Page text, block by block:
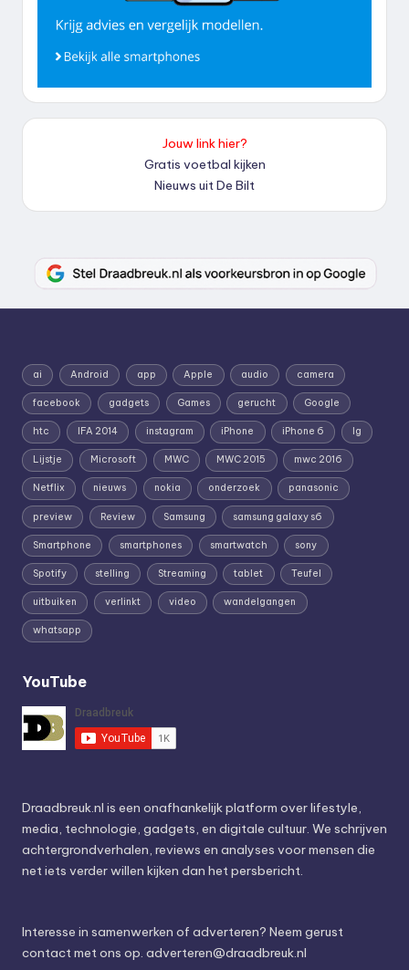
Jouw link hier?
Gratis voetbal kijken
Nieuws uit De Bilt
ai Android app Apple audio camera
facebook gadgets Games gerucht Google
htc IFA 2014 instagram iPhone iPhone 6 lg
Lijstje Microsoft MWC MWC 2015 mwc 2016
Netflix nieuws nokia onderzoek panasonic
preview Review Samsung samsung galaxy s6
Smartphone smartphones smartwatch sony
Spotify stelling Streaming tablet Teufel
uitbuiken verlinkt video wandelgangen
whatsapp
YouTube
Draadbreuk.nl is een onafhankelijk platform over lifestyle,
media, technologie, gadgets, en digitale cultuur. We schrijven
achtergrondverhalen, reviews en analyses voor mensen die
net iets verder willen kijken dan het persbericht.
Interesse in samenwerken of adverteren? Neem gerust
contact met ons op. adverteren@draadbreuk.nl